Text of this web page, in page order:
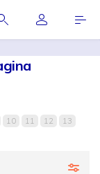
10 11 12
13